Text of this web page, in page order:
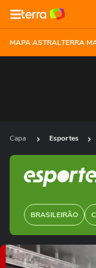
MAPA ASTRALTERRA
Capa Esportes
BRASILEIRÃO